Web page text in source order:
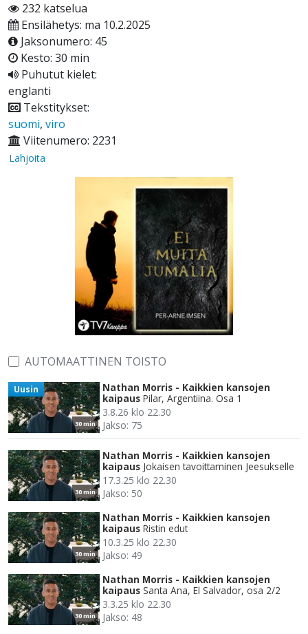
232 katselua
Ensilähetys: ma 10.2.2025
Jaksonumero: 45
Kesto: 30 min
Puhutut kielet:
englanti
Tekstitykset:
suomi, viro
Viitenumero: 2231
Lahjoita
AUTOMAATTINEN TOISTO
30 min
Uusin
Nathan Morris - Kaikkien kansojen
kaipaus Pilar, Argentiina. Osa 1
3.8.26 klo 22.30
Jakso: 75
30 min
Nathan Morris - Kaikkien kansojen
kaipaus Jokaisen tavoittaminen Jeesukselle
17.3.25 klo 22.30
Jakso: 50
30 min
Nathan Morris - Kaikkien kansojen
kaipaus Ristin edut
10.3.25 klo 22.30
Jakso: 49
30 min
Nathan Morris - Kaikkien kansojen
kaipaus Santa Ana, El Salvador, osa 2/2
3.3.25 klo 22.30
Jakso: 48